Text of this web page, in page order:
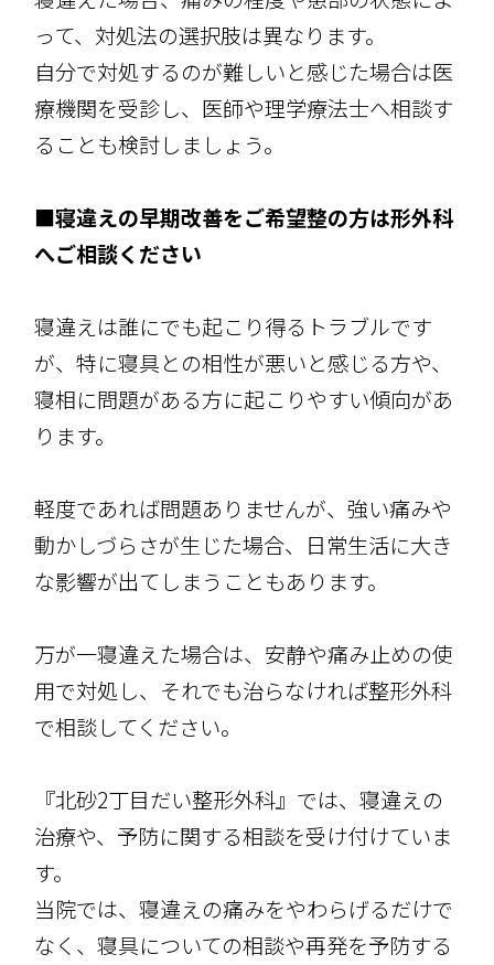
って、対処法の選択肢は異なります。
自分で対処するのが難しいと感じた場合は医
療機関を受診し、医師や理学療法士へ相談す
ることも検討しましょう。
■寝違えの早期改善をご希望整の方は形外科
へご相談ください
寝違えは誰にでも起こり得るトラブルです
が、特に寝具との相性が悪いと感じる方や、
寝相に問題がある方に起こりやすい傾向があ
ります。
軽度であれば問題ありませんが、強い痛みや
動かしづらさが生じた場合、日常生活に大き
な影響が出てしまうこともあります。
万が一寝違えた場合は、安静や痛み止めの使
用で対処し、それでも治らなければ整形外科
で相談してください。
『北砂2丁目だい整形外科』では、寝違えの
治療や、予防に関する相談を受け付けていま
す。
当院では、寝違えの痛みをやわらげるだけで
なく、寝具についての相談や再発を予防する